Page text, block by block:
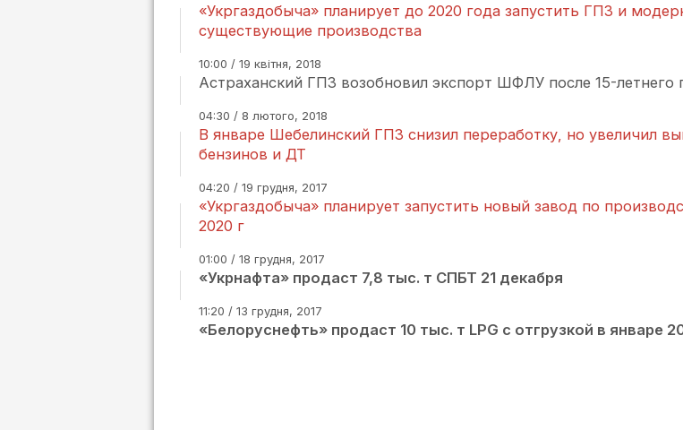
«Укргаздобыча» планирует до 2020 года запустить ГПЗ и
существующие производства
10:00 / 19 квітня, 2018
Астраханский ГПЗ возобновил экспорт ШФЛУ после 15-летнего
04:30 / 8 лютого, 2018
В январе Шебелинский ГПЗ снизил переработку, но увеличил
бензинов и ДТ
04:20 / 19 грудня, 2017
«Укргаздобыча» планирует запустить новый завод по
2020 г
01:00 / 18 грудня, 2017
«Укрнафта» продаст 7,8 тыс. т СПБТ 21 декабря
11:20 / 13 грудня, 2017
«Белоруснефть» продаст 10 тыс. т LPG с отгрузкой в январе